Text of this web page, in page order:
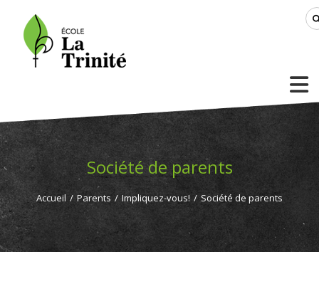
Société de parents
Accueil / Parents / Impliquez-vous! / Société de parents